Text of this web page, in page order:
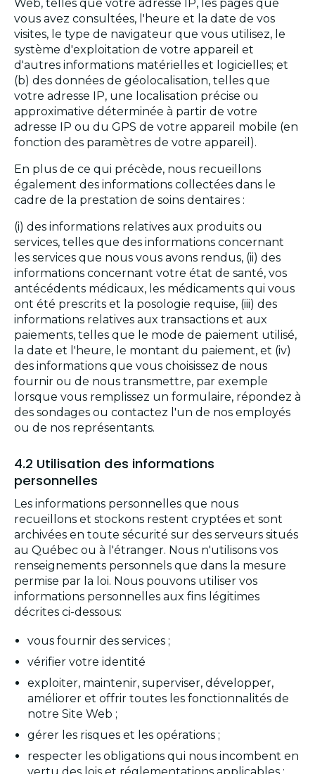
Web, telles que votre adresse IP, les pages que
vous avez consultées, l'heure et la date de vos
visites, le type de navigateur que vous utilisez, le
système d'exploitation de votre appareil et
d'autres informations matérielles et logicielles; et
(b) des données de géolocalisation, telles que
votre adresse IP, une localisation précise ou
approximative déterminée à partir de votre
adresse IP ou du GPS de votre appareil mobile (en
fonction des paramètres de votre appareil).
En plus de ce qui précède, nous recueillons
également des informations collectées dans le
cadre de la prestation de soins dentaires :
(i) des informations relatives aux produits ou
services, telles que des informations concernant
les services que nous vous avons rendus, (ii) des
informations concernant votre état de santé, vos
antécédents médicaux, les médicaments qui vous
ont été prescrits et la posologie requise, (iii) des
informations relatives aux transactions et aux
paiements, telles que le mode de paiement utilisé,
la date et l'heure, le montant du paiement, et (iv)
des informations que vous choisissez de nous
fournir ou de nous transmettre, par exemple
lorsque vous remplissez un formulaire, répondez à
des sondages ou contactez l'un de nos employés
ou de nos représentants.
4.2 Utilisation des informations
personnelles
Les informations personnelles que nous
recueillons et stockons restent cryptées et sont
archivées en toute sécurité sur des serveurs situés
au Québec ou à l'étranger. Nous n'utilisons vos
renseignements personnels que dans la mesure
permise par la loi. Nous pouvons utiliser vos
informations personnelles aux fins légitimes
décrites ci-dessous:
vous fournir des services ;
vérifier votre identité
exploiter, maintenir, superviser, développer,
améliorer et offrir toutes les fonctionnalités de
notre Site Web ;
gérer les risques et les opérations ;
respecter les obligations qui nous incombent en